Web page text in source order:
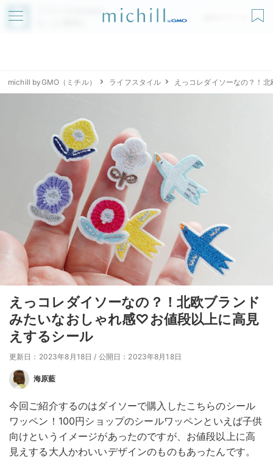
アプリでmichillが
無料ダウンロード
michill byGMO（ミチル） ライフスタイル えっコレダイソーなの？！
えっコレダイソーなの？！北欧ブランド
みたいなおしゃれ感♡お値段以上に高見
えするシール
更新日：2023年8月18日 / 公開日：2023年8月18日
海原藍
今回ご紹介するのはダイソーで購入したこちらのシール
ワッペン！100円ショップのシールワッペンといえば子供
向けというイメージがあったのですが、お値段以上に高
見えする大人かわいいデザインのものもあったんです。